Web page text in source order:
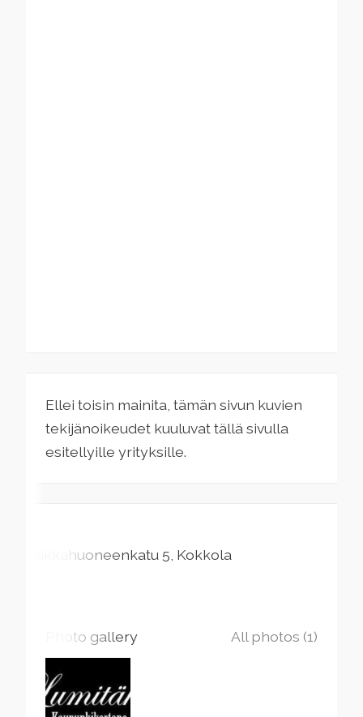
Ellei toisin mainita, tämän sivun kuvien
tekijänoikeudet kuuluvat tällä sivulla
esitellyille yrityksille.
Pakkahuoneenkatu 5 Kokkola
Photo gallery All photos (1)